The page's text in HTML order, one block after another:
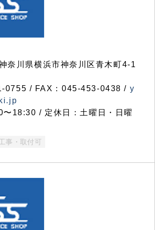
川県横浜市神奈川区青木町4-1
0755 / FAX：045-453-0438 / y
〜18:30 / 定休日：土曜日・日曜
事・取付可